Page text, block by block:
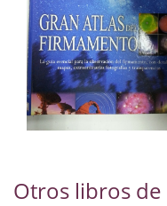
Segunda Guerra Mundial
Sobre Madrid
Teatro
Tema Local
Otros libros de